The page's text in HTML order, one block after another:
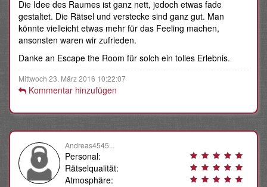
Die Idee des Raumes ist ganz nett, jedoch etwas fade
gestaltet. Die Rätsel und verstecke sind ganz gut. Man
könnte vielleicht etwas mehr für das Feeling machen,
ansonsten waren wir zufrieden.
Danke an Escape the Room für solch ein tolles Erlebnis.
Mittwoch 23. März 2016 10:22:07
Kommentar hinzufügen
Andreas4545...
Personal:
Rätselqualität:
Atmosphäre: